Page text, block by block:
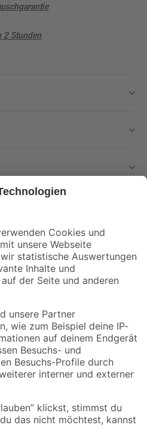
2 Stunden
und Aktionen mehr verpassen!
Versandarten